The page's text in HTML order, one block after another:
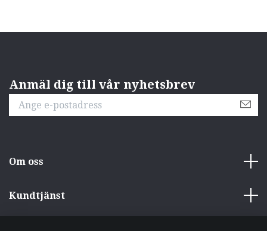
Anmäl dig till vår nyhetsbrev
Om oss
Kundtjänst